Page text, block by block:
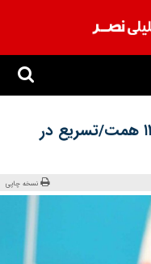
افزایش سرمایه شبکه بانکی به ۱۲۰۰ همت/تسریع در
نسخه چاپی